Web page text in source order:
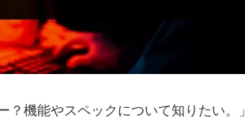
？機能やスペックについて知りたい。」